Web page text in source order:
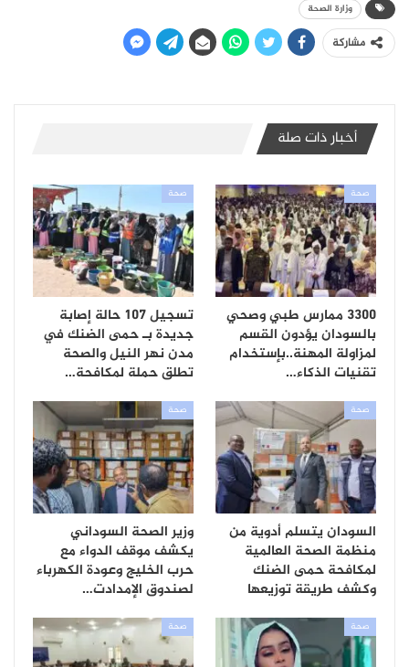
وزارة الصحة
مشاركة
أخبار ذات صلة
صحة
3300 ممارس طبي وصحي
بالسودان يؤدون القسم
لمزاولة المهنة..بإستخدام
تقنيات الذكاء…
صحة
تسجيل 107 حالة إصابة
جديدة بـ حمى الضنك في
مدن نهر النيل والصحة
تطلق حملة لمكافحة…
صحة
السودان يتسلم أدوية من
منظمة الصحة العالمية
لمكافحة حمى الضنك
وكشف طريقة توزيعها
صحة
وزير الصحة السوداني
يكشف موقف الدواء مع
حرب الخليج وعودة الكهرباء
لصندوق الإمدادت…
صحة صحة